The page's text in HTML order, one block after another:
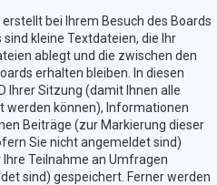
bei Ihrem Besuch des Boards
kleine Textdateien, die Ihr
ablegt und die zwischen den
erhalten bleiben. In diesen
Ihrer Sitzung (damit Ihnen alle
können), Informationen
Beiträge (zur Markierung dieser
Sie nicht angemeldet sind)
Teilnahme an Umfragen
sind) gespeichert. Ferner werden